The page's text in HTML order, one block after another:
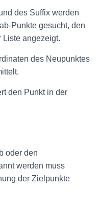
des Suffix werden
Punkte gesucht, den
Liste angezeigt.
des Neupunktes
den Punkt in der
oder den
werden muss
der Zielpunkte